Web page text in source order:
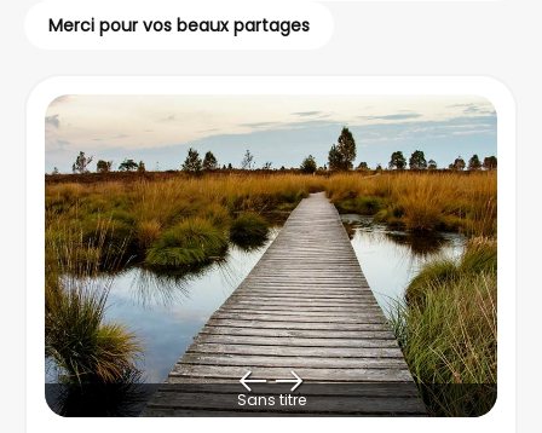
Merci pour vos beaux partages
Sans titre